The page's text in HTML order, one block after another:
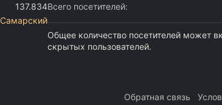
137.834
Самарский
Всего посетителей
Общее количество посетителей может
скрытых пользователей.
Обратная связь